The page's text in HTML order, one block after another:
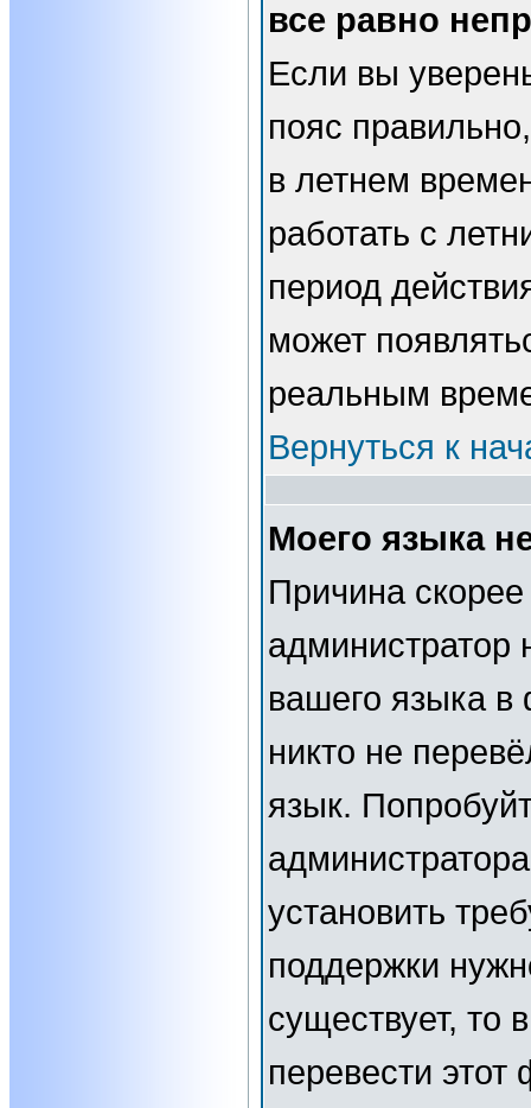
все равно
Если вы
пояс
в летнем
работать с
период
может
реальным
Вернуться к
Моего языка
Причина скорее
администратор
вашего языка
никто не
язык.
установить
поддержки
существует, то
перевести